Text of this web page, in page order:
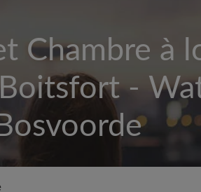
Chambre à
-